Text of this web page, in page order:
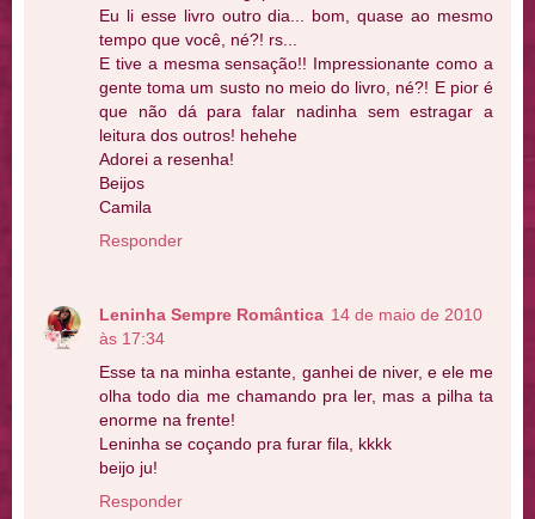
Eu li esse livro outro dia... bom, quase ao mesmo
tempo que você, né?! rs...
E tive a mesma sensação!! Impressionante como a
gente toma um susto no meio do livro, né?! E pior é
que não dá para falar nadinha sem estragar a
leitura dos outros! hehehe
Adorei a resenha!
Beijos
Camila
Responder
Leninha Sempre Romântica 14 de maio de 2010
às 17:34
Esse ta na minha estante, ganhei de niver, e ele me
olha todo dia me chamando pra ler, mas a pilha ta
enorme na frente!
Leninha se coçando pra furar fila, kkkk
beijo ju!
Responder